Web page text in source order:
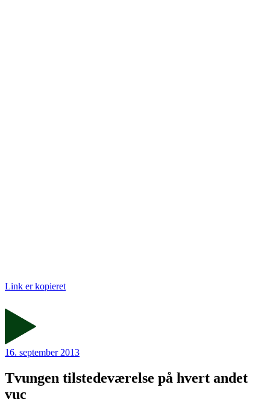
Link er kopieret
16. september 2013
Tvungen tilstedeværelse på hvert andet
vuc